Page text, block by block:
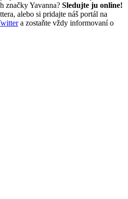
značky Yavanna? Sledujte ju online!
alebo si pridajte náš portál na
a zostaňte vždy informovaní o